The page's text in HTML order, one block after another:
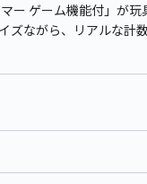
ー ゲーム機能付」が玩
ながら、リアルな計